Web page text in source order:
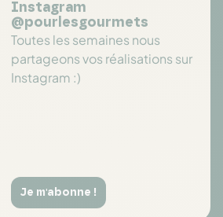
Instagram
@pourlesgourmets
Toutes les semaines nous
partageons vos réalisations sur
Instagram :)
Je m'abonne !